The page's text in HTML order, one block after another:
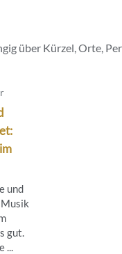
über Kürzel, Orte,
und
gut.